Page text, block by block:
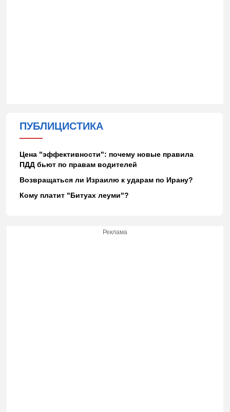
ПУБЛИЦИСТИКА
Цена "эффективности": почему новые правила
ПДД бьют по правам водителей
Возвращаться ли Израилю к ударам по Ирану?
Кому платит "Битуах леуми"?
Реклама